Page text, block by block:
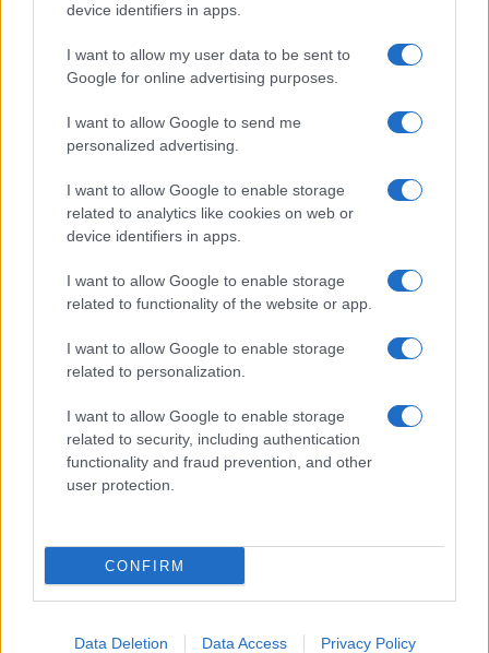
device identifiers in apps.
I want to allow my user data to be sent to
Google for online advertising purposes.
I want to allow Google to send me
personalized advertising.
I want to allow Google to enable storage
related to analytics like cookies on web or
device identifiers in apps.
I want to allow Google to enable storage
related to functionality of the website or app.
I want to allow Google to enable storage
related to personalization.
I want to allow Google to enable storage
related to security, including authentication
functionality and fraud prevention, and other
user protection.
CONFIRM
Data Deletion Data Access Privacy Policy
Seguici su Google News
TRIBUNALE DI NOCERA INFERIORE N. 6/2020 - RG N. 1338/2020
ISCRIZIONE AL ROC N. 35792 – ISCRITTA ALL’ANSO (ASSOCIAZIONE
NAZIONALE STAMPA ONLINE)
Privacy e Notifiche